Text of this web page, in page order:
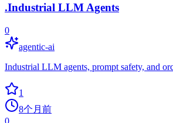
.Industrial LLM Agents
0
agentic-ai
Industrial LLM agents, prompt safety, and
1
8个月前
0